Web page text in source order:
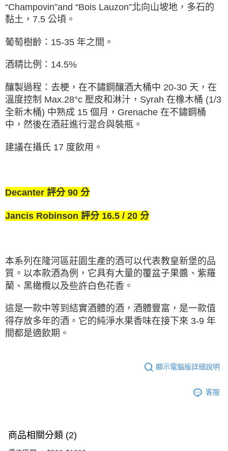
“Champovin”and “Bois Lauzon”北向山坡地，多石的
黏土，7.5 公頃。
葡萄樹齡：15-35 年之間。
酒精比例：14.5%
釀製過程：去梗，在不鏽鋼釀酒大桶中 20-30 天，在
溫度控制 Max.28°c 壓皮和淋汁，Syrah 在橡木桶 (1/3
全新木桶) 中熟成 15 個月，Grenache 在不鏽鋼桶
中，然後在酒莊進行混合與裝瓶。
建議在攝氏 17 度飲用。
Decanter 評分 90 分
Jancis Robinson 評分 16.5 / 20 分
本系列在隆河區莊園生產的酒可以代表教皇新堡的品
質。以本款酒為例，它具有大量的覆盆子果醬、紫羅
蘭、黑橄欖以及些許白色花香。
這是⼀款中等到結實酒體的酒，酒體豐富，是⼀款值
得存放多年的酒。它的純淨水果香味在接下來 3-9 年
間都是適飲期。
顯示電腦版詳細說明
客服
商品相關分類 (2)